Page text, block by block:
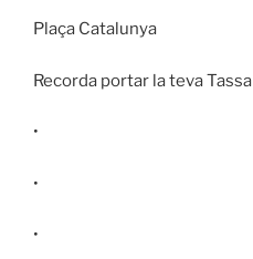
Plaça Catalunya
Recorda portar la teva Tassa
•
•
•